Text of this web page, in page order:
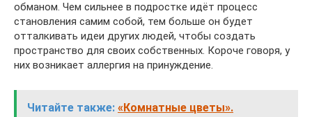
обманом. Чем сильнее в подростке идёт процесс
становления самим собой, тем больше он будет
отталкивать идеи других людей, чтобы создать
пространство для своих собственных. Короче говоря, у
них возникает аллергия на принуждение.
Читайте также: «Комнатные цветы».